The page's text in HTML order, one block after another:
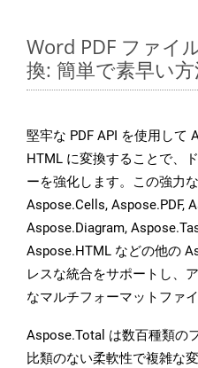
Word PDF ファイ
換: 簡単で素早い
堅牢な PDF API を使用して
HTML に変換することで、
ーを強化します。この強力
Aspose.Cells, Aspose.PDF,
Aspose.Diagram,
Aspose.HTML などの他の
レスな統合をサポートし、
なマルチフォーマットファ
Aspose.Total は数百種類の
比類のない柔軟性で複雑な